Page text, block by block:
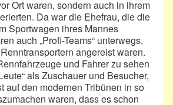
Ort waren, sondern auch in ihrem
Da war die Ehefrau, die die
Sportwagen ihres Mannes
auch „Profi-Teams“ unterwegs,
angereist waren.
und Fahrer zu sehen
als Zuschauer und Besucher,
auf den modernen Tribünen in so
waren, dass es schon